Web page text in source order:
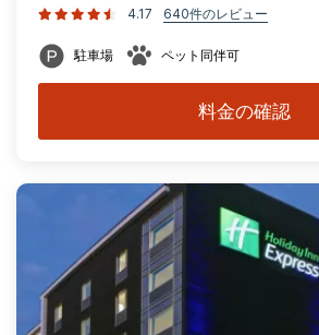
4.17
640件のレビュー
駐車場 ペット同伴可
料金の確認